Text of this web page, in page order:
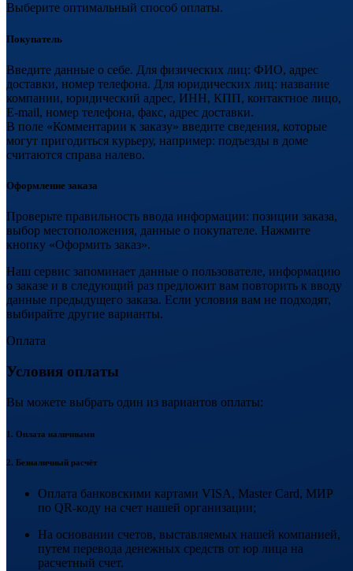
Выберите оптимальный способ оплаты.
Покупатель
Введите данные о себе. Для физических лиц: ФИО, адрес
доставки, номер телефона. Для юридических лиц: название
компании, юридический адрес, ИНН, КПП, контактное лицо,
E-mail, номер телефона, факс, адрес доставки.
В поле «Комментарии к заказу» введите сведения, которые
могут пригодиться курьеру, например: подъезды в доме
считаются справа налево.
Оформление заказа
Проверьте правильность ввода информации: позиции заказа,
выбор местоположения, данные о покупателе. Нажмите
кнопку «Оформить заказ».
Наш сервис запоминает данные о пользователе, информацию
о заказе и в следующий раз предложит вам повторить к вводу
данные предыдущего заказа. Если условия вам не подходят,
выбирайте другие варианты.
Оплата
Условия оплаты
Вы можете выбрать один из вариантов оплаты:
1. Оплата наличными
2. Безналичный расчёт
Оплата банковскими картами VISA, Master Card, МИР
по QR-коду на счет нашей организации;
На основании счетов, выставляемых нашей компанией,
путем перевода денежных средств от юр лица на
расчетный счет.